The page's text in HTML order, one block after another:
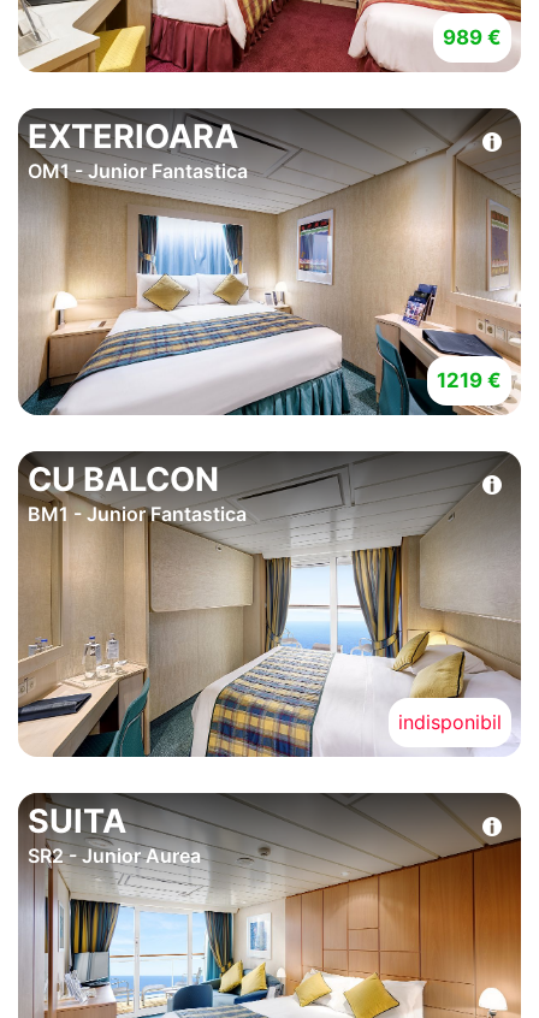
989 €
EXTERIOARA
OM1 - Junior Fantastica
1219 €
CU BALCON
BM1 - Junior Fantastica
indisponibil
SUITA
SR2 - Junior Aurea